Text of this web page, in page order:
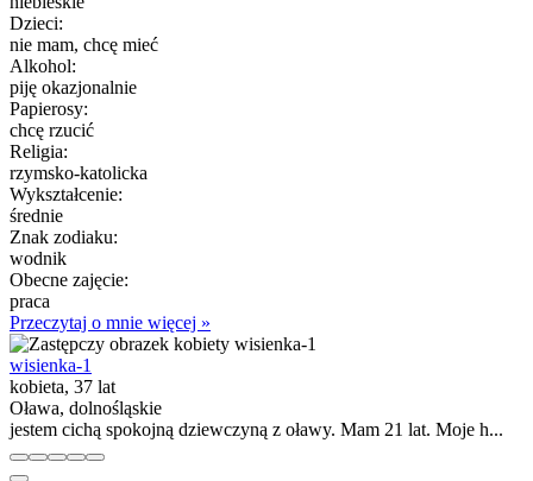
Dzieci:
nie mam, chcę mieć
Alkohol:
piję okazjonalnie
Papierosy:
chcę rzucić
Religia:
rzymsko-katolicka
Wykształcenie:
średnie
Znak zodiaku:
wodnik
Obecne zajęcie:
praca
Przeczytaj o mnie więcej »
wisienka-1
kobieta, 37 lat
Oława, dolnośląskie
jestem cichą spokojną dziewczyną z oławy. Mam 21 lat. Moje h...